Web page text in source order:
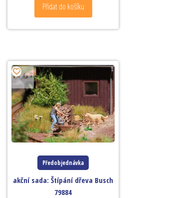
Přidat do košíku
Předobjednávka
akční sada: Štípání dřeva Busch
79884